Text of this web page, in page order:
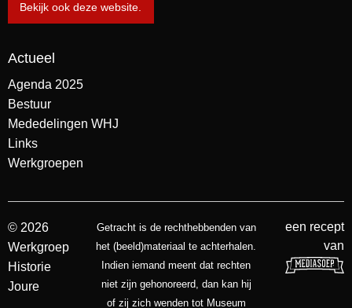
Bekijk ook deze website.
Actueel
Agenda 2025
Bestuur
Mededelingen WHJ
Links
Werkgroepen
© 2026
Werkgroep
Historie
Joure
Getracht is de rechthebbenden van
het (beeld)materiaal te achterhalen.
Indien iemand meent dat rechten
niet zijn gehonoreerd, dan kan hij
of zij zich wenden tot Museum
een recept
van